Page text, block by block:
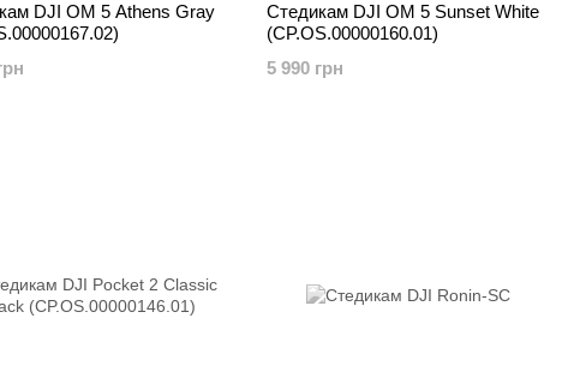
DJI OM 5 Athens Gray
Стедикам DJI OM 5 Sunset White
(CP.OS.00000160.01)
5 990 грн